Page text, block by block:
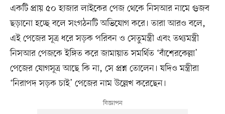
একটি প্রায় ৫০ হাজার লাইকের পেজ থেকে নিসআর নামে গুজব
ছড়ানো হচ্ছে বলে সংগঠনটি অভিযোগ করে। তারা আরও বলে,
এই পেজের সূত্র ধরে সড়ক পরিবন ও সেতুমন্ত্রী এবং তথ্যমন্ত্রী
নিসআর পেজকে ইঙ্গিত করে জামায়াত সমর্থিত ‘বাঁশেরকেল্লা’
পেজের যোগসূত্র আছে কি না, সে প্রশ্ন তোলেন। যদিও মন্ত্রীরা
‘নিরাপদ সড়ক চাই’ পেজের নাম উল্লেখ করেছেন।